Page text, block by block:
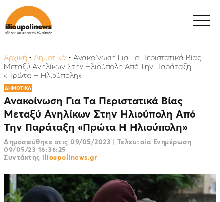
Αρχική • Δημοτικά • Ανακοίνωση Για Τα Περιστατικά Βίας
Μεταξύ Ανηλίκων Στην Ηλιούπολη Από Την Παράταξη
«Πρώτα Η Ηλιούπολη»
ΔΗΜΟΤΙΚΑ
Ανακοίνωση Για Τα Περιστατικά Βίας
Μεταξύ Ανηλίκων Στην Ηλιούπολη Από
Την Παράταξη «Πρώτα Η Ηλιούπολη»
Δημοσιεύθηκε στις 09/05/2023 | Τελευταία Ενημέρωση
09/05/23 16:36:25
Συντάκτης ilioupolinews.gr